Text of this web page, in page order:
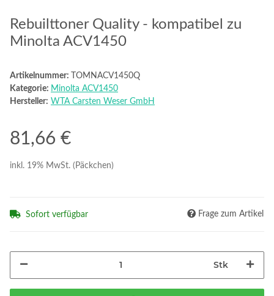
Rebuilttoner Quality - kompatibel zu
Minolta ACV1450
Artikelnummer:
TOMNACV1450Q
Kategorie: Minolta ACV1450
Hersteller: WTA Carsten Weser GmbH
81,66 €
inkl. 19% MwSt. (Päckchen)
Sofort verfügbar Frage zum Artikel
Stk